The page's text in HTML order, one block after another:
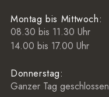
Montag bis Mittwoch:
08.30 bis 11.30 Uhr
14.00 bis 17.00 Uhr
Donnerstag:
Ganzer Tag geschlossen